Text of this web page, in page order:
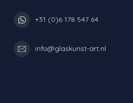
+31 (0)6 178 547 64
info@glaskunst-art.nl